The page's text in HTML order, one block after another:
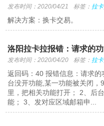
发布时间：2020/04/21 标签： 拉
解决方案：换卡交易。
洛阳拉卡拉报错：请求的
发布时间：2020/04/20 标签： 拉
返回码：40 报错信息：请求
台没开功能,某一功能被关闭，
里，把相关功能打开； 2、后
能； 3、发对应区域邮箱申...